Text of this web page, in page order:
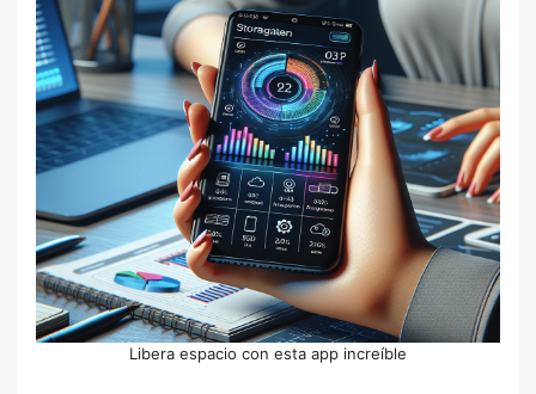
Libera espacio con esta app increíble